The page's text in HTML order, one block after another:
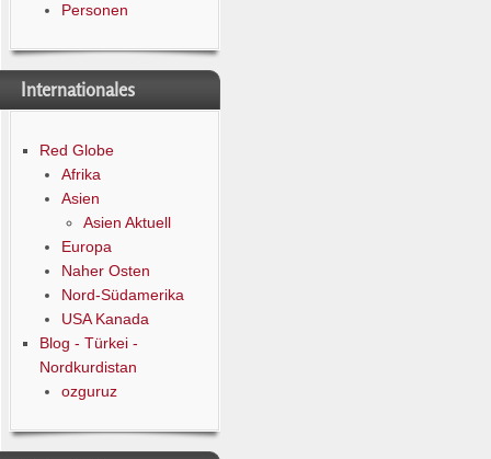
Personen
Internationales
Red Globe
Afrika
Asien
Asien Aktuell
Europa
Naher Osten
Nord-Südamerika
USA Kanada
Blog - Türkei -
Nordkurdistan
ozguruz